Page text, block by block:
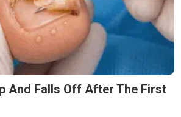
And Falls Off After The First